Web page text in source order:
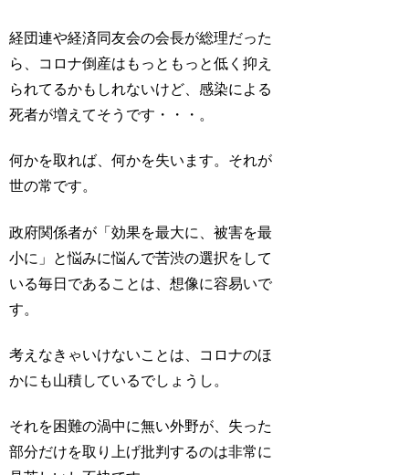
経団連や経済同友会の会長が総理だった
ら、コロナ倒産はもっともっと低く抑え
られてるかもしれないけど、感染による
死者が増えてそうです・・・。
何かを取れば、何かを失います。それが
世の常です。
政府関係者が「効果を最大に、被害を最
小に」と悩みに悩んで苦渋の選択をして
いる毎日であることは、想像に容易いで
す。
考えなきゃいけないことは、コロナのほ
かにも山積しているでしょうし。
それを困難の渦中に無い外野が、失った
部分だけを取り上げ批判するのは非常に